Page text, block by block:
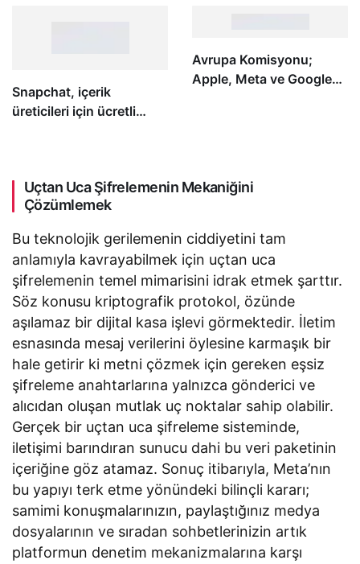
başlayacak
Snapchat, içerik
üreticileri için ücretli
Avrupa Komisyonu;
Apple, Meta ve Google
Uçtan Uca Şifrelemenin Mekaniğini
Çözümlemek
Bu teknolojik gerilemenin ciddiyetini tam
anlamıyla kavrayabilmek için uçtan uca
şifrelemenin temel mimarisini idrak etmek şarttır.
Söz konusu kriptografik protokol, özünde
aşılamaz bir dijital kasa işlevi görmektedir. İletim
esnasında mesaj verilerini öylesine karmaşık bir
hale getirir ki metni çözmek için gereken eşsiz
şifreleme anahtarlarına yalnızca gönderici ve
alıcıdan oluşan mutlak uç noktalar sahip olabilir.
Gerçek bir uçtan uca şifreleme sisteminde,
iletişimi barındıran sunucu dahi bu veri paketinin
içeriğine göz atamaz. Sonuç itibarıyla, Meta’nın
bu yapıyı terk etme yönündeki bilinçli kararı;
samimi konuşmalarınızın, paylaştığınız medya
dosyalarının ve sıradan sohbetlerinizin artık
platformun denetim mekanizmalarına karşı